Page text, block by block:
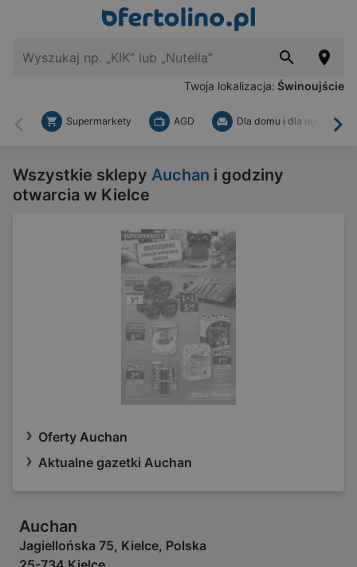
Twoja lokalizacja: Świnoujście
Wstecz
Supermarkety AGD Dla domu i dla ogrodu
Wszystkie sklepy Auchan i godziny
otwarcia w Kielce
Oferty Auchan
Aktualne gazetki Auchan
Auchan
Jagiellońska 75, Kielce, Polska